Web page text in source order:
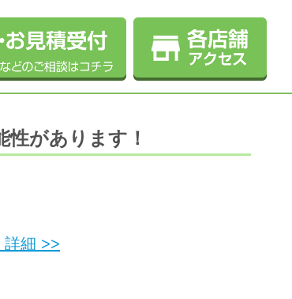
があります！
詳細 >>